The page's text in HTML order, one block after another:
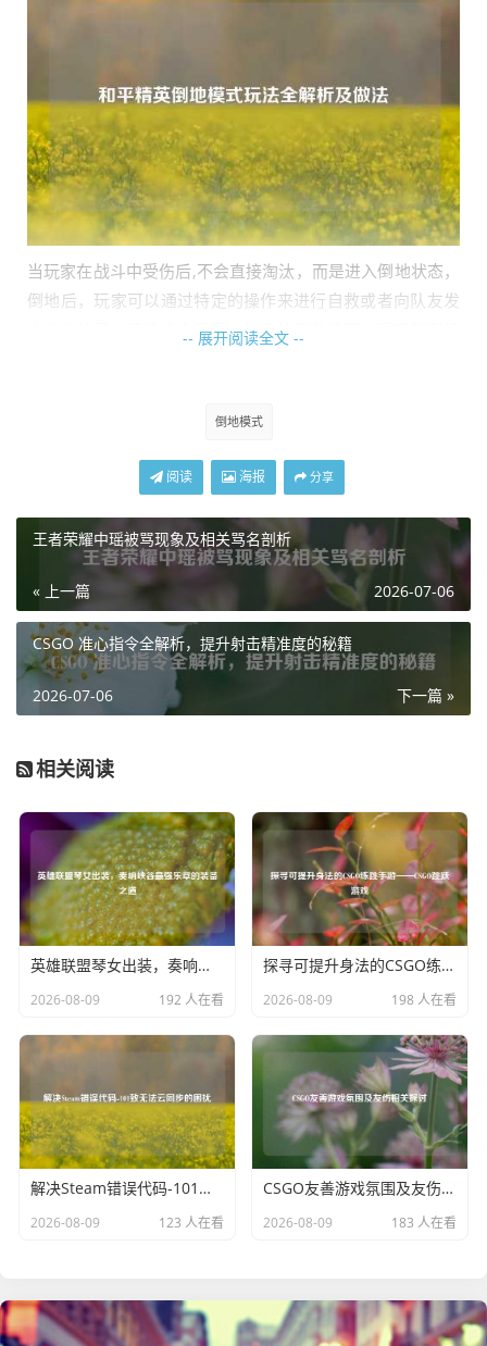
当玩家在战斗中受伤后,不会直接淘汰，而是进入倒地状态，
倒地后，玩家可以通过特定的操作来进行自救或者向队友发
出求救信号，迅速点击屏幕上相应的自救按钮，玩家就有机
队友在发现队友倒地后,要尽快前往救援，靠近倒地队友后，
会出现救援提示，点击即可将队友扶起，扶起队友后，队友
会恢复一定的血量和状态，重新投入战斗。
在倒地模式下,玩家需要更加注重团队协作，因为一旦有队友
倒地，整个团队的战斗力就会受到影响，所以要及时沟通，
合理安排救援和战斗策略，倒地的玩家也不能完全放弃，要
尽量为队友提供信息，比如告知敌人的位置等，增加团队获
胜的机会。
倒地模式让和平精英的战斗更加富有策略性和紧张感,玩家们
需要充分发挥团队精神，才能在这个独特的模式中取得胜
操作技巧和团队配合能力，为玩家带来了全新的游戏乐趣。
-- 展开阅读全文 --
倒地模式
阅读 海报 分享
王者荣耀中瑶被骂现象及相关骂名剖析
« 上一篇 2026-07-06
CSGO 准心指令全解析，提升射击精准度的秘籍
下一篇 »
2026-07-06
相关阅读
英雄联盟琴女出装，奏响峡谷最强乐章的装备之道
2026-08-09 192 人在看
探寻可提升身法的CSGO练跳手游——CSGO跳跃游戏
2026-08-09 198 人在看
解决Steam错误代码-101致无法云同步的困扰
2026-08-09 123 人在看
CSGO友善游戏氛围及友伤相关探讨
2026-08-09 183 人在看